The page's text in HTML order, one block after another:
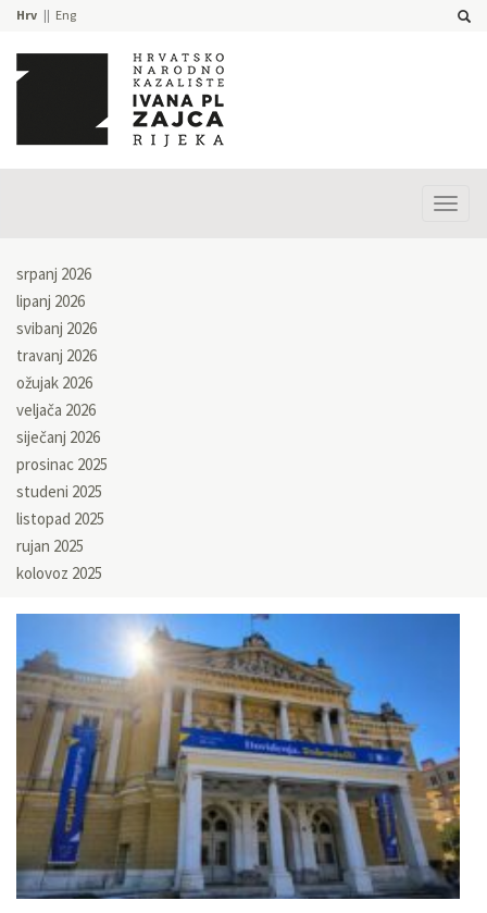
Hrv Eng
srpanj 2026
lipanj 2026
svibanj 2026
travanj 2026
ožujak 2026
veljača 2026
siječanj 2026
prosinac 2025
studeni 2025
listopad 2025
rujan 2025
kolovoz 2025